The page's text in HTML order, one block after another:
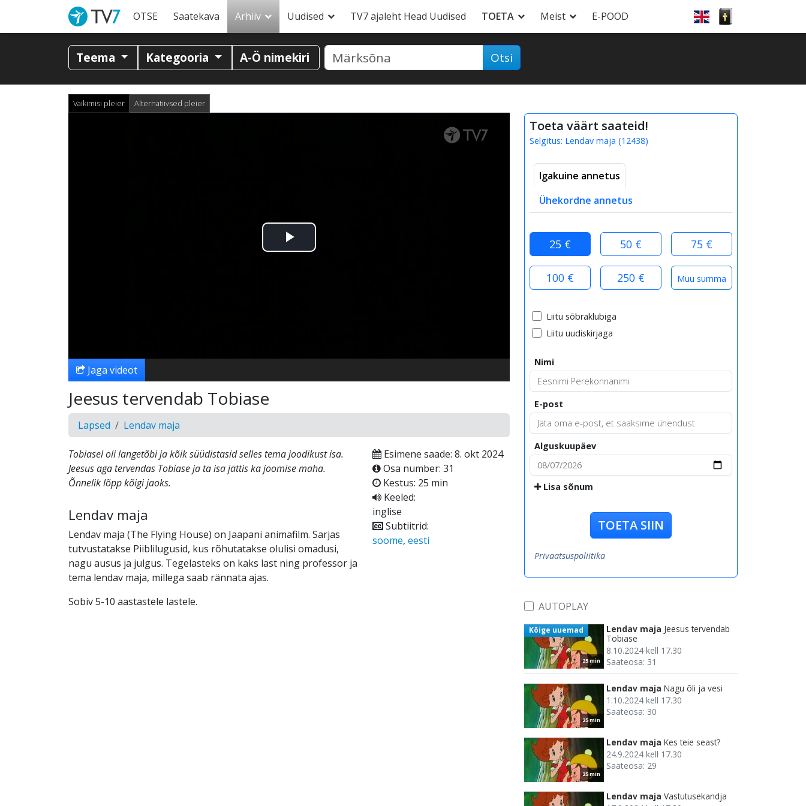
OTSE Saatekava Arhiiv Uudised TV7 ajaleht Head Uudised TOETA Meist E-POOD
Teema Kategooria A-Ö nimekiri Otsi
Vaikimisi pleier Alternatiivsed pleier
Esita
Jaga videot
Jeesus tervendab Tobiase
Lapsed Lendav maja
Tobiasel oli langetõbi ja kõik süüdistasid selles tema joodikust isa.
Jeesus aga tervendas Tobiase ja ta isa jättis ka joomise maha.
Õnnelik lõpp kõigi jaoks.
Lendav maja
Lendav maja (The Flying House) on Jaapani animafilm. Sarjas
tutvustatakse Piiblilugusid, kus rõhutatakse olulisi omadusi,
nagu ausus ja julgus. Tegelasteks on kaks last ning professor ja
tema lendav maja, millega saab rännata ajas.
Sobiv 5-10 aastastele lastele.
Esimene saade: 8. okt 2024
Osa number: 31
Kestus: 25 min
Keeled:
inglise
Subtiitrid:
soome, eesti
Toeta väärt saateid!
Selgitus: Lendav maja (12438)
Igakuine annetus
Ühekordne annetus
25 € 50 € 75 €
100 € 250 €
Liitu sõbraklubiga
Liitu uudiskirjaga
Nimi
E-post
Alguskuupäev
Lisa sõnum
TOETA SIIN
Privaatsuspoliitika
AUTOPLAY
25 min
Kõige uuemad Lendav maja Jeesus tervendab
Tobiase
8.10.2024 kell 17.30
Saateosa: 31
25 min
Lendav maja Nagu õli ja vesi
1.10.2024 kell 17.30
Saateosa: 30
25 min
Lendav maja Kes teie seast?
24.9.2024 kell 17.30
Saateosa: 29
Lendav maja Vastutusekandja